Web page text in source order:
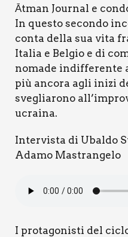
Ātman Jour­nal e
In que­sto secon­do
con­ta del­la sua vita
Ita­lia e Bel­gio e di
noma­de indif­fe­ren­te
più anco­ra agli ini­zi
sve­glia­ro­no
ucrai­na.
Inter­vi­sta di Ubal­do
Ada­mo Mastran­ge­lo
I pro­ta­go­ni­sti del